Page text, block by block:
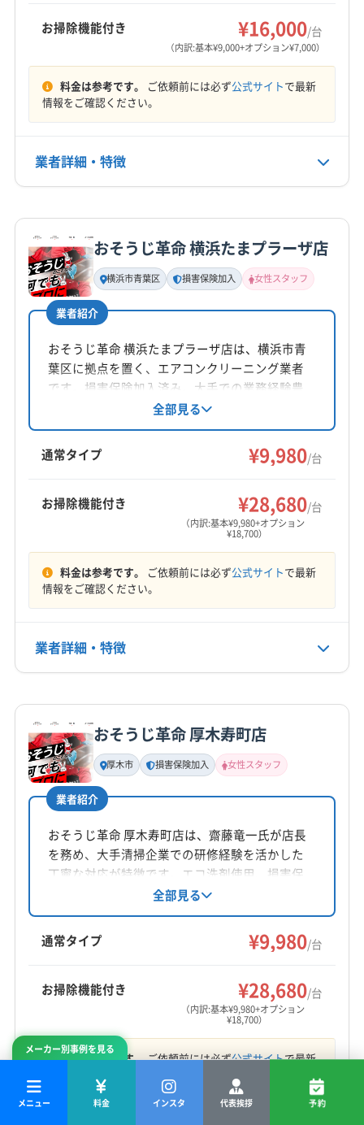
横浜市中区
横浜市鶴見区 横浜市都筑区
横浜市南区
横浜市緑区 鎌倉市
茅ヶ崎市
厚木市
座間市 秦野市 逗子市
相模原市中央区
相模原市南区
相模原市緑区 大和市 藤沢市
平塚市
高座郡寒川町
9:00〜17:00
定休日
電話番号
公式HP
公式サイトを見る
お掃除機能付き ¥16,000/台
（内訳:基本¥9,000+オプション¥7,000）
料金は参考です。 ご依頼前には必ず公式サイトで最新
情報をご確認ください。
業者詳細・特徴
基本情報
代表者名
櫻井勝己
所在地
神奈川県藤沢市獺郷12262 F
対応地域
伊勢原市 横須賀市
横浜市磯子区
横浜市栄区 横浜市金沢区
横浜市戸塚区
横浜市港南区
横浜市神奈川区
横浜市中区
横浜市鶴見区 横浜市都筑区
横浜市南区
鎌倉市
茅ヶ崎市
逗子市
川崎市宮前区
川崎市幸区 川崎市高津区
川崎市川崎区
川崎市多摩区
川崎市中原区
愛甲郡清川村
高座郡寒川町
足柄下郡湯河原町
足柄下郡箱根町
足柄上郡開成町
足柄上郡山北町
足柄上郡松田町
足柄上郡大井町
足柄上郡中井町
中郡大磯町
中郡二宮町
(東京都) 稲城市
(東京都) 狛江市
(東京都) 世田谷区
(東京都) 多摩市
(東京都) 町田市
(東京都) 日野市
(東京都) 八王子市
定休日
年中無休・不明
0466-47-8163
おそうじ革命 横浜たまプラーザ店
横浜市青葉区 損害保険加入 女性スタッフ
業者紹介
おそうじ革命 横浜たまプラーザ店は、横浜市青
葉区に拠点を置く、エアコンクリーニング業者
です。損害保険加入済み。大手での業務経験豊
富な店長が対応します。女性スタッフ同行可
能、営業時間外も相談可能です。基本料金9980
円から。土日祝日も対応し、防カビ抗菌コート
などのオプションも用意されています。横浜市
供しています。
全部見る
通常タイプ ¥9,980/台
お掃除機能付き ¥28,680/台
（内訳:基本¥9,980+オプション
¥18,700）
料金は参考です。 ご依頼前には必ず公式サイトで最新
情報をご確認ください。
業者詳細・特徴
基本情報
代表者名
合戸
所在地
神奈川県横浜市青葉区美しが丘1丁目13-10 吉村ビル
107号
横浜市磯子区
横浜市戸塚区
横浜市都筑区
横浜市南区
鎌倉市
厚木市
座間市
小田原市
川崎市中原区
川崎市麻生区
相模原市中央区
もっと見る
8:00〜20:00
定休日
なし
おそうじ革命 厚木寿町店
厚木市 損害保険加入 女性スタッフ
業者紹介
おそうじ革命 厚木寿町店は、齋藤竜一氏が店長
を務め、大手清掃企業での研修経験を活かした
丁寧な対応が特徴です。エコ洗剤使用、損害保
険加入、女性スタッフ同行可能で、小さなお子
様がいる家庭でも安心。エアコンクリーニング
に加え、防カビ抗菌コートなどのオプションも
提供し、快適な空間づくりをサポートします。
全部見る
通常タイプ ¥9,980/台
お掃除機能付き ¥28,680/台
（内訳:基本¥9,980+オプション
¥18,700）
料金は参考です。ご依頼前には必ず公式サイトで最新
メーカー別事例を見る
メニュー 料金 インスタ 代表挨拶 予約